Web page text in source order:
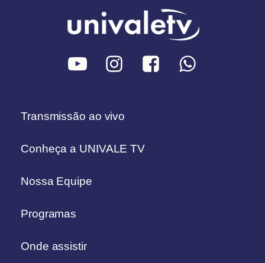
Transmissão ao vivo
Conheça a UNIVALE TV
Nossa Equipe
Programas
Onde assistir